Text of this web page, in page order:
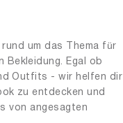
um das Thema für
Bekleidung. Egal ob
Outfits - wir helfen dir
zu entdecken und
von angesagten